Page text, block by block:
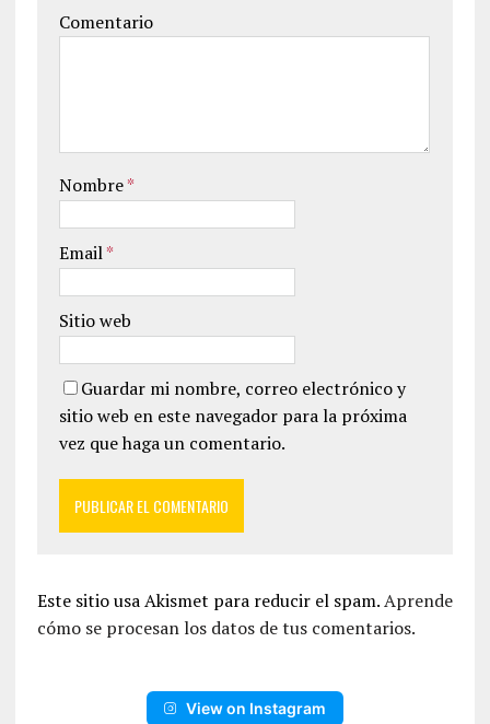
Comentario
Nombre*
Email*
Sitio web
Guardar mi nombre, correo electrónico y
sitio web en este navegador para la próxima
vez que haga un comentario.
Este sitio usa Akismet para reducir el spam.Aprende
cómo se procesan los datos de tus comentarios.
View on Instagram